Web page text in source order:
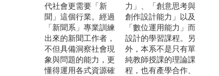
代社會更需要「新
聞」這個行業。經過
「新聞系」專業訓練
出來的新聞工作者，
不但具備洞察社會現
象與問題的能力，更
懂得運用各式資源確
力」、「創意思考與
創作設計能力」以及
「數位運用能力」而
設計的學習課程。另
外，本系不是只有單
純教師授課的理論課
程，也有產學合作、